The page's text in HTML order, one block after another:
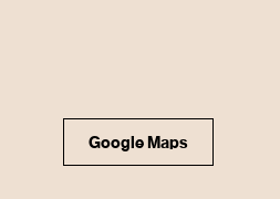
Google Maps